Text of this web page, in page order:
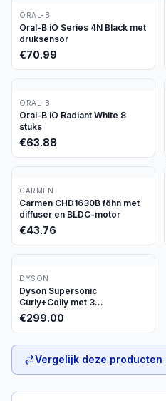
ORAL-B
Oral-B iO Series 4N Black met
druksensor
€70.99
ORAL-B
Oral-B iO Radiant White 8
stuks
€63.88
CARMEN
Carmen CHD1630B föhn met
diffuser en BLDC-motor
€43.76
DYSON
Dyson Supersonic
Curly+Coily met 3
opzetstukken
€299.00
Vergelijk deze producten